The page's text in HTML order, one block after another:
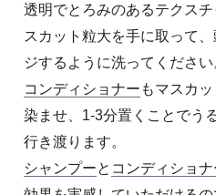
透明でとろみのあるテクス
スカット粒大を手に取って
ジするように洗ってください
コンディショナー もマスカ
染ませ、1-3分置くことでう
行き渡ります。
シャンプーと コンディショ